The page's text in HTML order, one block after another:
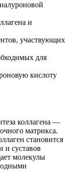
и
участвующих
для
кислоту
коллагена —
матрикса.
становится
и суставов
молекулы